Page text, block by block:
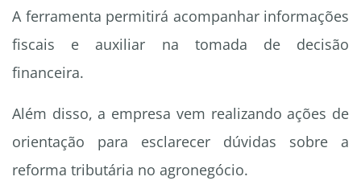
A ferramenta permitirá acompanhar informações
fiscais e auxiliar na tomada de decisão
financeira.
Além disso, a empresa vem realizando ações de
orientação para esclarecer dúvidas sobre a
reforma tributária no agronegócio.